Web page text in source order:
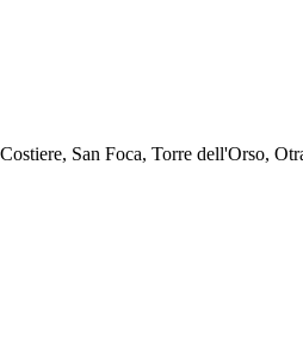
San Foca, Torre dell'Orso,